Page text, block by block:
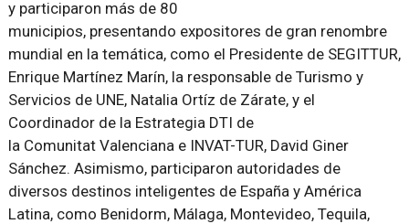
y participaron más de 80
municipios, presentando expositores de gran renombre
mundial en la temática, como el Presidente de SEGITTUR,
Enrique Martínez Marín, la responsable de Turismo y
Servicios de UNE, Natalia Ortíz de Zárate, y el
Coordinador de la Estrategia DTI de
la Comunitat Valenciana e INVAT-TUR, David Giner
Sánchez. Asimismo, participaron autoridades de
diversos destinos inteligentes de España y América
Latina, como Benidorm, Málaga, Montevideo, Tequila,